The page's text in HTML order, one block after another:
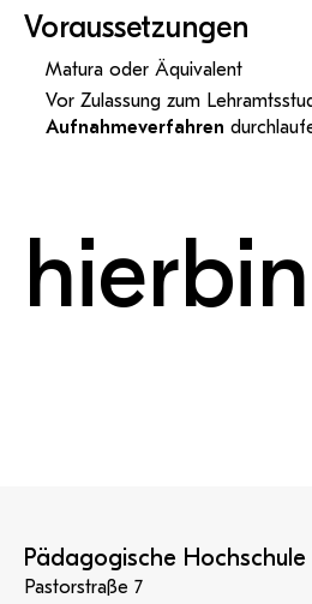
Voraussetzungen
Matura oder Äquivalent
Vor Zulassung zum
Aufnahmeverfahren
hierbin
Pädagogische Hochschule
Pastorstraße 7